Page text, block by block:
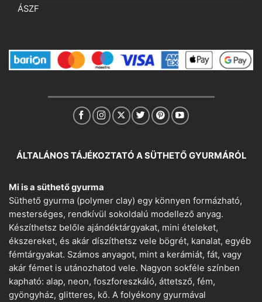
ÁSZF
ÁLTALÁNOS TÁJÉKOZTATÓ A SÜTHETŐ GYURMÁRÓL
Mi is a süthető gyurma
Süthető gyurma (polymer clay) egy könnyen formázható,
mesterséges, rendkívül sokoldalú modellező anyag.
Készíthetsz belőle ajándéktárgyakat, mini ételeket,
ékszereket, és akár díszíthetsz vele bögrét, kanalat, egyéb
fémtárgyakat. Számos anyagot, mint a kerámiát, fát, vagy
akár fémet is utánozhatod vele. Nagyon sokféle színben
kapható: alap, neon, foszforeszkáló, áttetsző, fém,
gyöngyház, glitteres, kő. A folyékony gyurmával